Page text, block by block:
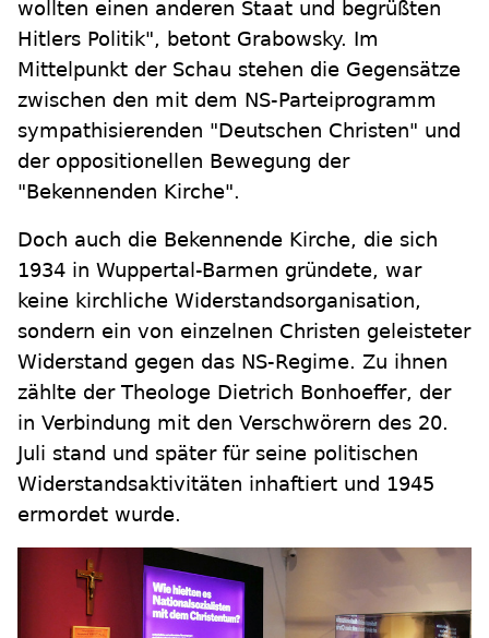
wollten einen anderen Staat und begrüßten
Hitlers Politik", betont Grabowsky. Im
Mittelpunkt der Schau stehen die Gegensätze
zwischen den mit dem NS-Parteiprogramm
sympathisierenden "Deutschen Christen" und
der oppositionellen Bewegung der
"Bekennenden Kirche".
Doch auch die Bekennende Kirche, die sich
1934 in Wuppertal-Barmen gründete, war
keine kirchliche Widerstandsorganisation,
sondern ein von einzelnen Christen geleisteter
Widerstand gegen das NS-Regime. Zu ihnen
zählte der Theologe Dietrich Bonhoeffer, der
in Verbindung mit den Verschwörern des 20.
Juli stand und später für seine politischen
Widerstandsaktivitäten inhaftiert und 1945
ermordet wurde.